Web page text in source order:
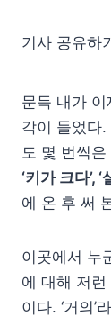
기사 공유하
문득 내가 이
각이 들었다
도 몇 번씩
‘키가 크다’,
에 온 후 써
이곳에서 누
에 대해 저
이다. ‘거의’